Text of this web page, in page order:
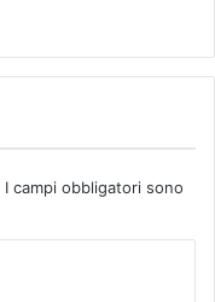
I campi obbligatori sono